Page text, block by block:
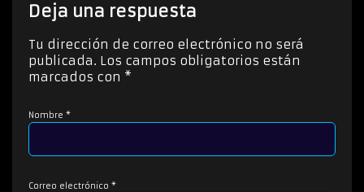
Deja una respuesta
Tu dirección de correo electrónico no será
publicada. Los campos obligatorios están
marcados con *
Nombre *
Correo electrónico *